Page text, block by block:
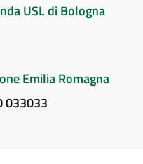
USL di Bologna
Emilia Romagna
033033